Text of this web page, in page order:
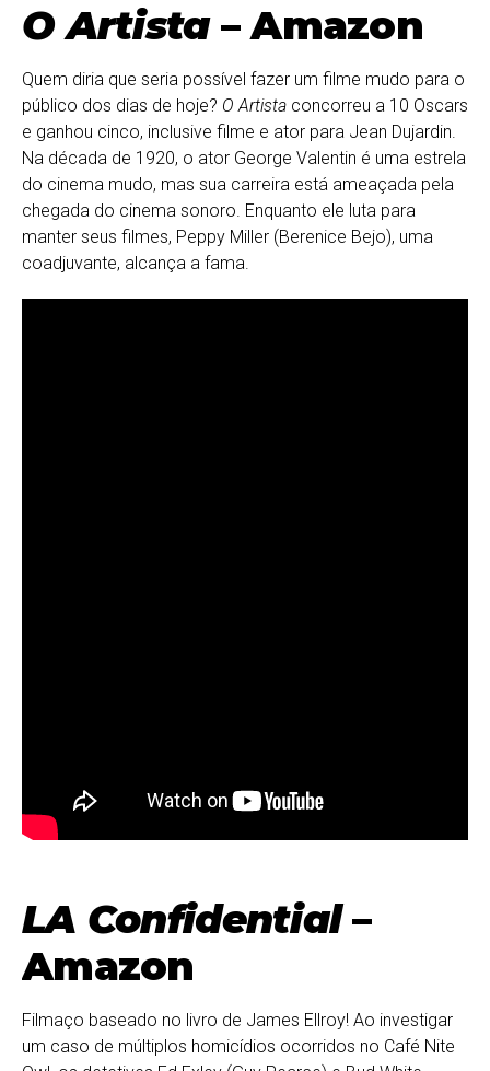
O Artista– Amazon
Quem diria que seria possível fazer um filme mudo para o
público dos dias de hoje? O Artista concorreu a 10 Oscars
e ganhou cinco, inclusive filme e ator para Jean Dujardin.
Na década de 1920, o ator George Valentin é uma estrela
do cinema mudo, mas sua carreira está ameaçada pela
chegada do cinema sonoro. Enquanto ele luta para
manter seus filmes, Peppy Miller (Berenice Bejo), uma
coadjuvante, alcança a fama.
LA Confidential–
Amazon
Filmaço baseado no livro de James Ellroy! Ao investigar
um caso de múltiplos homicídios ocorridos no Café Nite